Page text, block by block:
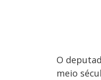
O
meio